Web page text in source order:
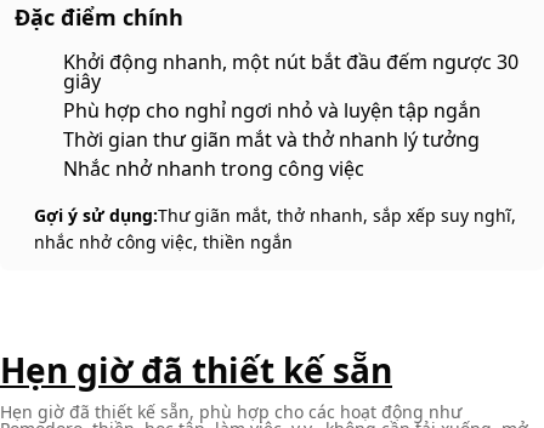
Đặc điểm chính
Khởi động nhanh, một nút bắt đầu đếm ngược 30
giây
Phù hợp cho nghỉ ngơi nhỏ và luyện tập ngắn
Thời gian thư giãn mắt và thở nhanh lý tưởng
Nhắc nhở nhanh trong công việc
Gợi ý sử dụng:Thư giãn mắt, thở nhanh, sắp xếp suy nghĩ,
nhắc nhở công việc, thiền ngắn
Hẹn giờ đã thiết kế sẵn
Hẹn giờ đã thiết kế sẵn, phù hợp cho các hoạt động như